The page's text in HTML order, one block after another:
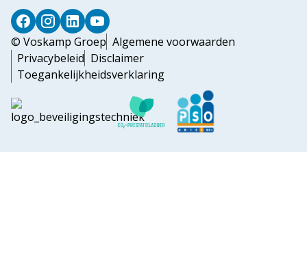
Deursystemen
© Voskamp Groep Algemene voorwaarden
Privacybeleid Disclaimer
Toegankelijkheidsverklaring